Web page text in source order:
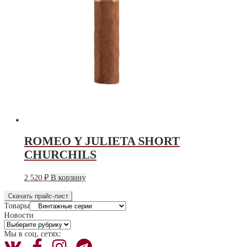
ROMEO Y JULIETA SHORT
CHURCHILS
2 520 ₽ В корзину
Скачать прайс-лист
Товары
Новости
Новости
Мы в соц. сетях: